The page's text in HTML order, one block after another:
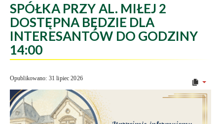
SPÓŁKA PRZY AL. MIŁEJ 2
DOSTĘPNA BĘDZIE DLA
INTERESANTÓW DO GODZINY
14:00
Opublikowano: 31 lipiec 2026